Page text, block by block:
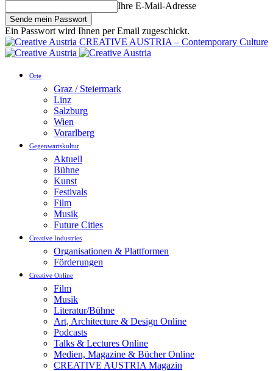
Ihre E-Mail-Adresse
Ein Passwort wird Ihnen per Email zugeschickt.
CREATIVE AUSTRIA – Contemporary Culture
Orte
Graz / Steiermark
Linz
Salzburg
Wien
Vorarlberg
Gegenwartskultur
Aktuell
Bühne
Kunst
Festivals
Film
Musik
Future Cities
Creative Industries
Organisationen & Plattformen
Förderungen
Creative Online
Film
Musik
Literatur/Bühne
Art, Architecture & Design Online
Podcasts
Talks & Lectures Online
Medien, Magazine & Bücher Online
CREATIVE AUSTRIA Magazin